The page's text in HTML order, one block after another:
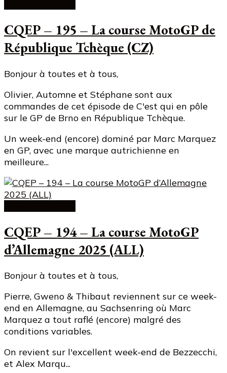
CQEP – 195 – La course MotoGP de
République Tchèque (CZ)
Bonjour à toutes et à tous,
Olivier, Automne et Stéphane sont aux
commandes de cet épisode de C'est qui en pôle
sur le GP de Brno en République Tchèque.
Un week-end (encore) dominé par Marc Marquez
en GP, avec une marque autrichienne en
meilleure...
CQEP – 194 – La course MotoGP
d’Allemagne 2025 (ALL)
Bonjour à toutes et à tous,
Pierre, Gweno & Thibaut reviennent sur ce week-
end en Allemagne, au Sachsenring où Marc
Marquez a tout raflé (encore) malgré des
conditions variables.
On revient sur l'excellent week-end de Bezzecchi,
et Alex Marqu...